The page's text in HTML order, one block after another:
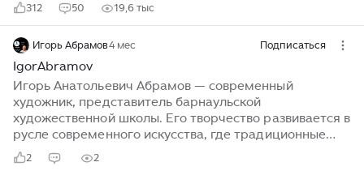
312 50 19,6 тыс
Игорь Абрамов4 мес Подписаться
IgorAbramov
Игорь Анатольевич Абрамов — современный
художник, представитель барнаульской
художественной школы. Его творчество развивается в
русле современного искусства, где традиционные
техники сочетаются с новаторскими подходами.
Основной жанр творчества художника — абстрактный
2 2